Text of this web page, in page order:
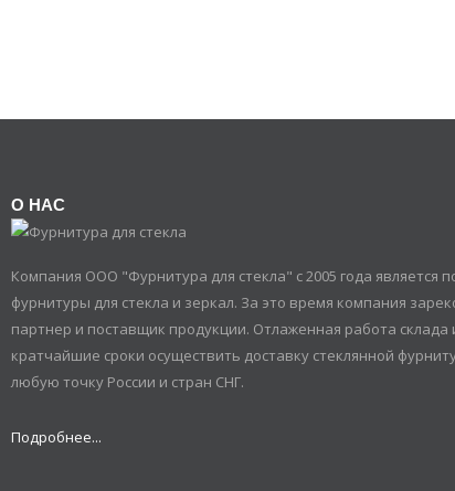
О НАС
Компания ООО "Фурнитура для стекла" с 2005 года является
фурнитуры для стекла и зеркал. За это время компания
партнер и поставщик продукции. Отлаженная работа склада
кратчайшие сроки осуществить доставку стеклянной
любую точку России и стран СНГ.
Подробнее...